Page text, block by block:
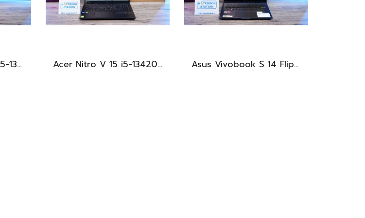
Dell Latitude 3440 i5-1335U Ram8 SSD512 จอ14นิ้ว สเปคดี คีย์บอร์ดไฟ เครื่องประมวลผลไวพร้อมใช้งาน เพียง 13,990.- Acer Nitro V 15 i5-13420H Ram16 RTX2050(4GB) SSD512GB จอ15.6นิ้ว FHD 144Hz เกมมิ่งรุ่นใหม่ ดีไซน์ฝาหลังสุดเท่ มีประกันศูนย์2027 เครื่องพร้อมใช้งาน ราคาสุดคุ้มเพียง 17,990.- Asus Vivobook S 14 Flip OLED ทัชกรีนหมุนจอ360องศา Ryzen7-7730U Ram24 SSD512GB จอ14 2.8K OLED 90Hz จอภาพสวยคมชัดมาก ดีไซน์สวยทันสมัย ราคา 18,990.-